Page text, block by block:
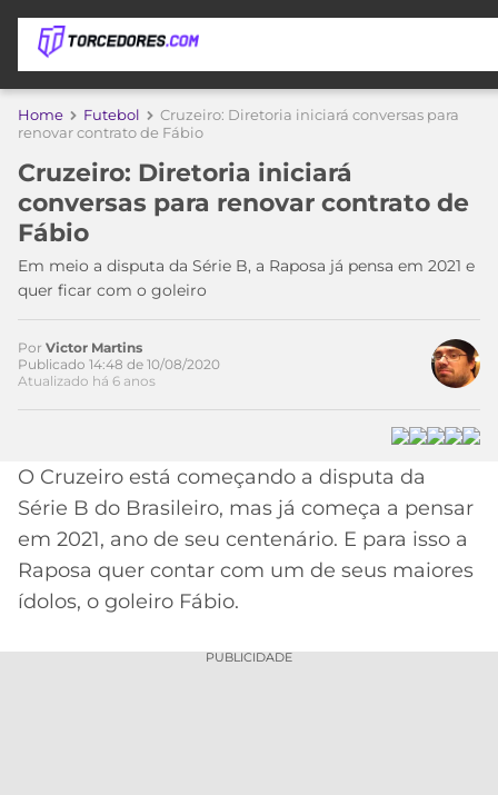
APOSTAS
DE
APOSTA
MELHORES
SITES
DE
APOSTAS
2026
BETBOOM
CÓDIGO
INDICAÇÃO
BET365
COPA
DO
MUNDO
TIMES
MEU
TIME
PALMEIRAS
CORINTHIANS
SÃO
PAULO
CAMPEONATOS
SÉRIE
A
LIBERTADORES
COPA
ESPORTIVA
MERCADO
BOLA
Home Futebol
Cruzeiro: Diretoria iniciará conversas para
renovar contrato de Fábio
Cruzeiro: Diretoria iniciará
conversas para renovar contrato de
Fábio
Em meio a disputa da Série B, a Raposa já pensa em 2021 e
quer ficar com o goleiro
Por Victor Martins
Publicado 14:48 de 10/08/2020
Atualizado há 6 anos
O Cruzeiro está começando a disputa da
Série B do Brasileiro, mas já começa a pensar
em 2021, ano de seu centenário. E para isso a
Raposa quer contar com um de seus maiores
ídolos, o goleiro Fábio.
PUBLICIDADE